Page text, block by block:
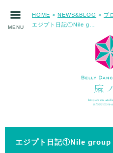
MENU
HOME > NEWS&BLOG > ブ
エジプト日記①Nile group